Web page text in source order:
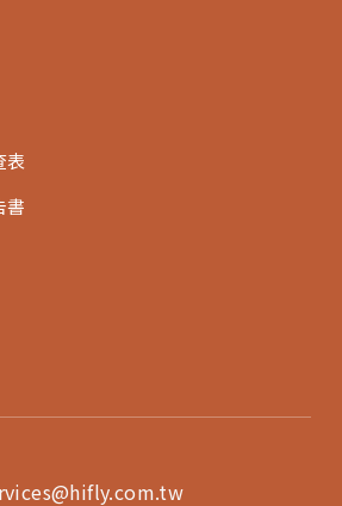
表
書